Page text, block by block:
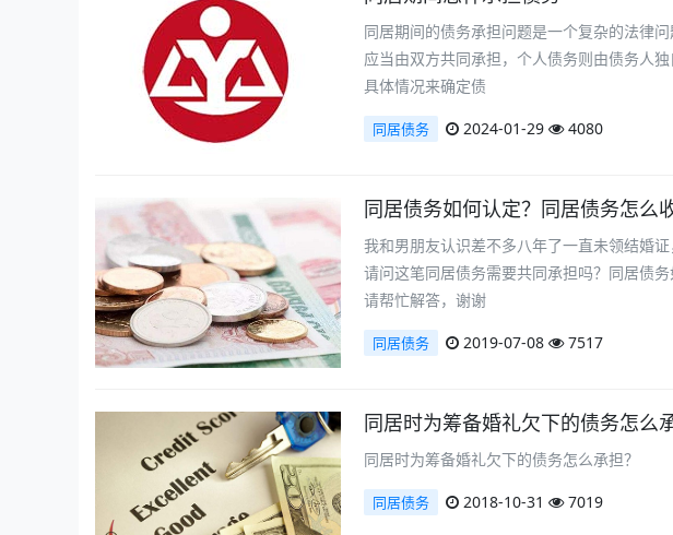
同居期间的债务承担问题是一个复杂的法律
应当由双方共同承担，个人债务则由债务人
具体情况来确定债
同居债务 2024-01-29 4080
同居债务如何认定？同居债务怎么
我和男朋友认识差不多八年了一直未领结婚
请问这笔同居债务需要共同承担吗？同居债
请帮忙解答，谢谢
同居债务 2019-07-08 7517
同居时为筹备婚礼欠下的债务怎么
同居时为筹备婚礼欠下的债务怎么承担？
同居债务 2018-10-31 7019